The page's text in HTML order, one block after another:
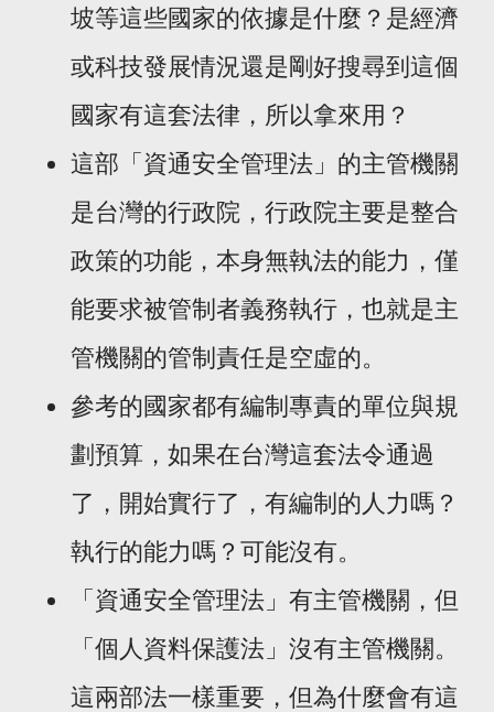
坡等這些國家的依據是什麼？是經濟
或科技發展情況還是剛好搜尋到這個
國家有這套法律，所以拿來用？
這部「資通安全管理法」的主管機關
是台灣的行政院，行政院主要是整合
政策的功能，本身無執法的能力，僅
能要求被管制者義務執行，也就是主
管機關的管制責任是空虛的。
參考的國家都有編制專責的單位與規
劃預算，如果在台灣這套法令通過
了，開始實行了，有編制的人力嗎？
執行的能力嗎？可能沒有。
「資通安全管理法」有主管機關，但
「個人資料保護法」沒有主管機關。
這兩部法一樣重要，但為什麼會有這